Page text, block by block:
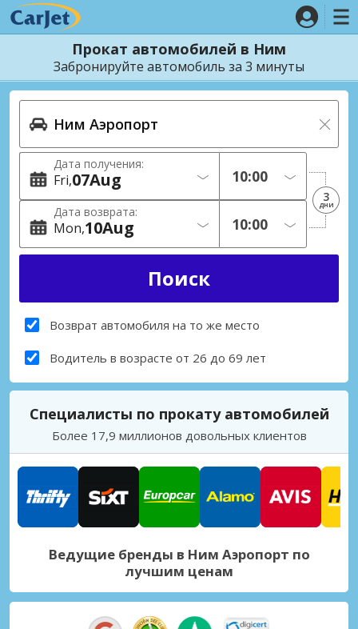
Прокат автомобилей в Ним
Забронируйте автомобиль за 3 минуты
Дата получения:
Fri 07Aug
Дата возврата:
Mon 10Aug
3
дни
Возврат автомобиля на то же место
Водитель в возрасте от 26 до 69 лет
Специалисты по прокату автомобилей
Более 17,9 миллионов довольных клиентов
Ведущие бренды в Ним Аэропорт по
лучшим ценам